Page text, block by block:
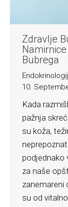
Zdravlje
Bubrega
10.
Kada
pažnja
su koža,
podjednako
za naše
zanemareni
su od